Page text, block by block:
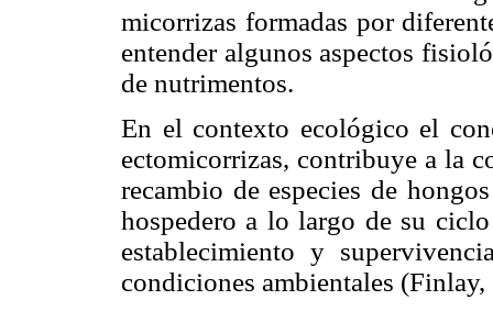
micorrizas formadas por
entender algunos aspectos
de nutrimentos.
En el contexto ecológico el
ectomicorrizas, contribuye a la
recambio de especies de
hospedero a lo largo de su
establecimiento y
condiciones ambientales